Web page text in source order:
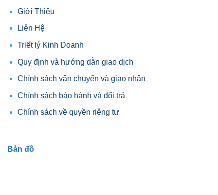
Giới Thiệu
Liên Hệ
Triết lý Kinh Doanh
Quy định và hướng dẫn giao dịch
Chính sách vận chuyển và giao nhận
Chính sách bảo hành và đổi trả
Chính sách về quyền riêng tư
Bản đồ